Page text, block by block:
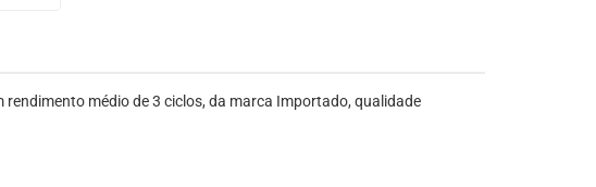
médio de 3 ciclos, da marca Importado, qualidade